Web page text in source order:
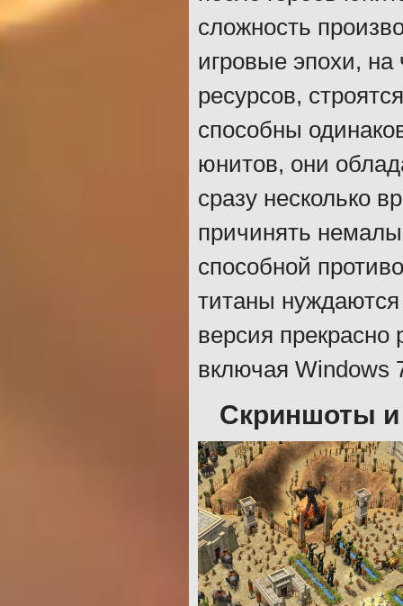
сложность
игровые эпохи, на
ресурсов,
способны
юнитов, они
сразу несколько
причинять
способной
титаны
версия
включая Windows
Скриншоты и